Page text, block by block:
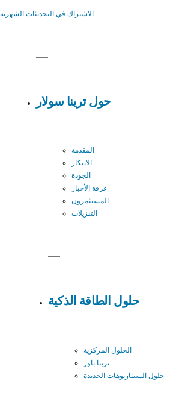
الاشتراك في التحديثات الشهرية
حول ترينا سولار
المقدمة
الابتكار
الجودة
غرفة الأخبار
المستثمرون
التنزيلات
حلول الطاقة الذكية
الحلول المركزية
ترينا باور
حلول السيناريوهات الجديدة